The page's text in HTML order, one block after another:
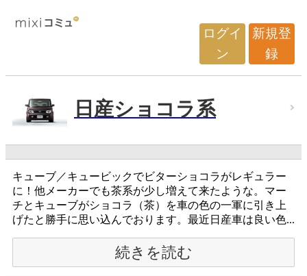
ログイ
ン
新規登
録
日産ショコラ系
キューブ／キュービックでビターショコラがレギュラー
に！他メーカーでも茶系が少し増えて来たような。マー
チとキューブがショコラ（茶）を車の色の一軍に引き上
げたと勝手に思い込んでおります。最近日産車は良い色...
続きを読む